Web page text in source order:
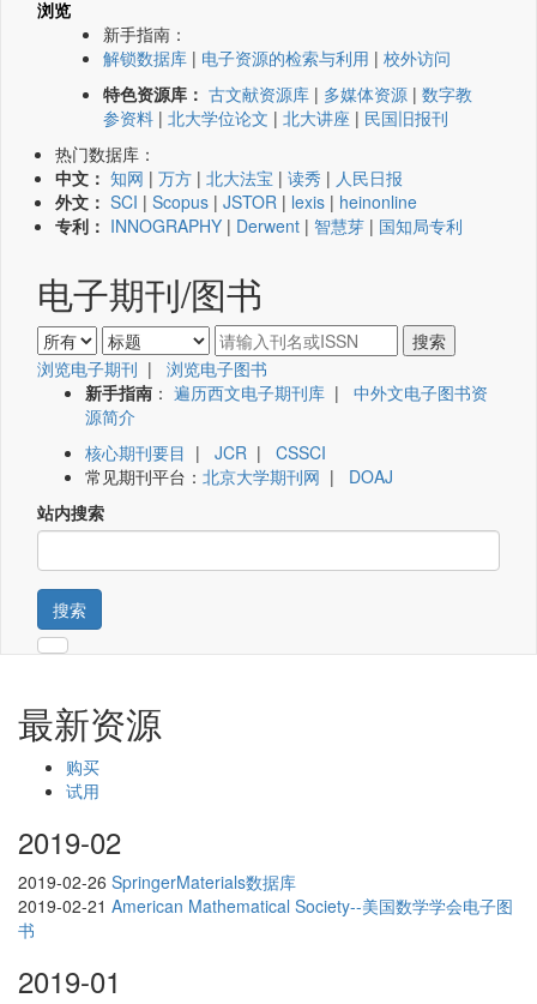
浏览
新手指南：
解锁数据库 | 电子资源的检索与利用 | 校外访问
特色资源库： 古文献资源库 | 多媒体资源 | 数字教
参资料 | 北大学位论文 | 北大讲座 | 民国旧报刊
热门数据库：
中文： 知网 | 万方 | 北大法宝 | 读秀 | 人民日报
外文： SCI | Scopus | JSTOR | lexis | heinonline
专利： INNOGRAPHY | Derwent | 智慧芽 | 国知局专利
电子期刊/图书
浏览电子期刊 | 浏览电子图书
新手指南 ： 遍历西文电子期刊库 | 中外文电子图书资
源简介
核心期刊要目 | JCR | CSSCI
常见期刊平台： 北京大学期刊网 | DOAJ
站内搜索
搜索
最新资源
购买
试用
2019-02
2019-02-26 SpringerMaterials数据库
2019-02-21 American Mathematical Society--美国数学学会电子图
书
2019-01